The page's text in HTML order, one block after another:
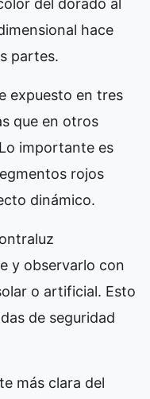
hace
partes.
expuesto en tres
que en otros
importante es
rojos
dinámico.
y observarlo con
o artificial. Esto
de seguridad
más clara del